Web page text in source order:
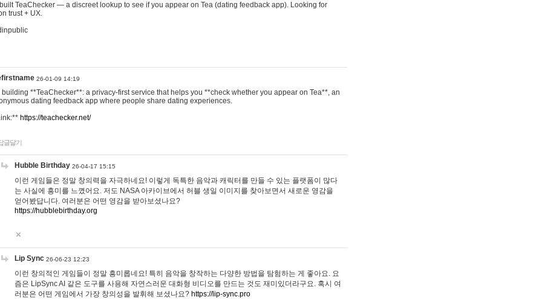
TeaChecker — a discreet lookup to see if you appear on Tea (dating feedback app). Looking for
trust + UX.
26-01-09 14:19
building **TeaChecker**: a privacy-first service that helps you **check whether you appear on Tea**, an
dating feedback app where people share dating experiences.
https://teachecker.net/
글달기
Hubble Birthday 26-04-17 15:15
이런 게임들은 정말 창의력을 자극하네요! 이렇게 독특한 음악과 캐릭터를 만들 수 있는 플랫폼이 많다
는 사실에 흥미를 느꼈어요. 저도 NASA 아카이브에서 허블 생일 이미지를 찾아보면서 새로운 영감을
얻어봤답니다. 여러분은 어떤 영감을 받아보셨나요?
https://hubblebirthday.org
Lip Sync 26-06-23 12:23
이런 창의적인 게임들이 정말 흥미롭네요! 특히 음악을 창작하는 다양한 방법을 탐험하는 게 좋아요. 요
즘은 LipSync AI 같은 도구를 사용해 자연스러운 대화형 비디오를 만드는 것도 재미있더라구요. 혹시 여
러분은 어떤 게임에서 가장 창의성을 발휘해 보셨나요? https://lip-sync.pro